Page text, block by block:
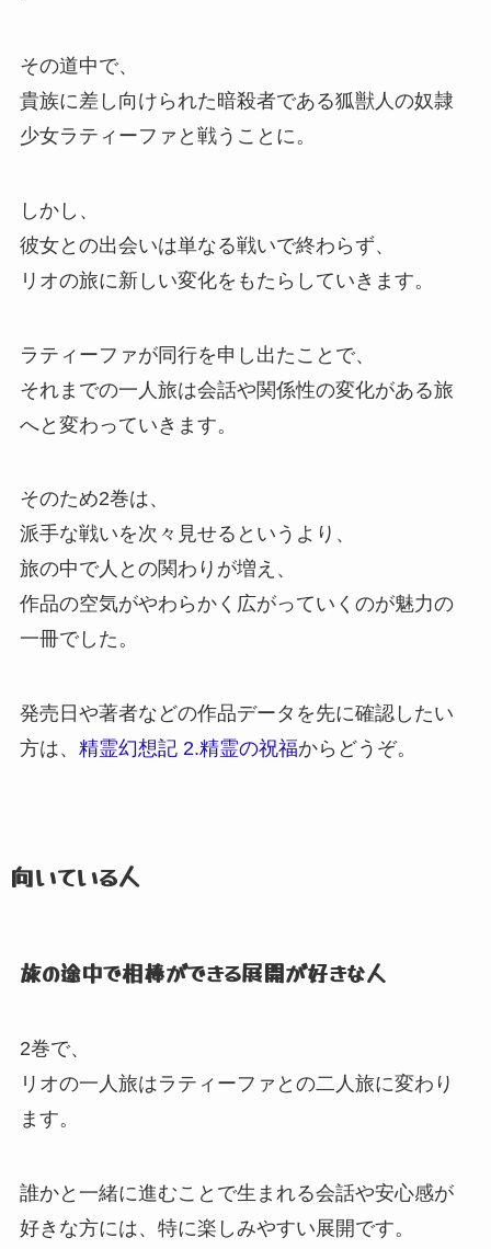
その道中で、
貴族に差し向けられた暗殺者である狐獣人の奴隷
少女ラティーファと戦うことに。
しかし、
彼女との出会いは単なる戦いで終わらず、
リオの旅に新しい変化をもたらしていきます。
ラティーファが同行を申し出たことで、
それまでの一人旅は会話や関係性の変化がある旅
へと変わっていきます。
そのため2巻は、
派手な戦いを次々見せるというより、
旅の中で人との関わりが増え、
作品の空気がやわらかく広がっていくのが魅力の
一冊でした。
発売日や著者などの作品データを先に確認したい
方は、 精霊幻想記 2.精霊の祝福からどうぞ。
向いている人
旅の途中で相棒ができる展開が好きな人
2巻で、
リオの一人旅はラティーファとの二人旅に変わり
ます。
誰かと一緒に進むことで生まれる会話や安心感が
好きな方には、 特に楽しみやすい展開です。